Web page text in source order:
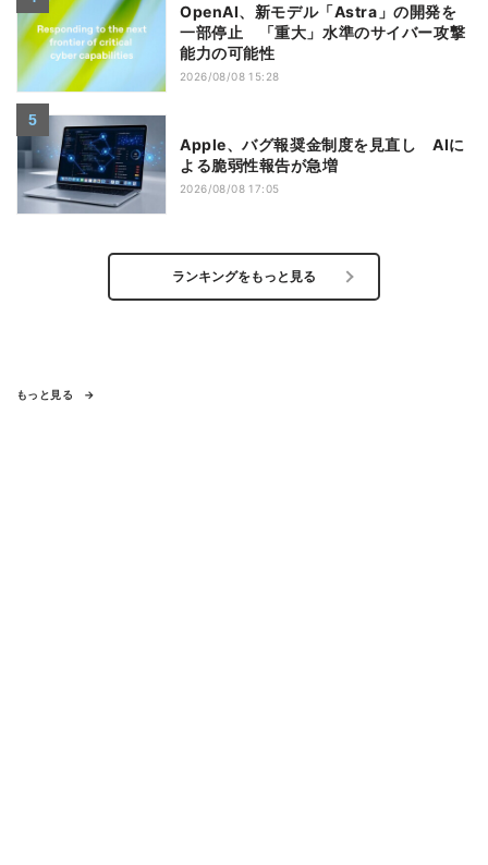
OpenAI、新モデル「Astra」の開発を
一部停止 「重大」水準のサイバー攻撃
能力の可能性
2026/08/08 15:28
Apple、バグ報奨金制度を見直し AIに
よる脆弱性報告が急増
2026/08/08 17:05
ランキングをもっと見る
もっと見る